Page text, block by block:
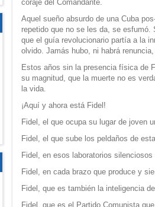
coraje del Comandante.
Aquel sueño absurdo de una Cuba
repetido que no se les da, se
que el guía revolucionario partía a la
olvido. Jamás hubo, ni habrá
Estos años sin la presencia física de
su magnitud, que la muerte no es
la vida.
¡Aquí y ahora está Fidel!
Fidel, el que ocupa su lugar de joven
Fidel, el que sube los peldaños de
Fidel, en esos laboratorios
Fidel, en cada brazo que produce y
Fidel, que es también la inteligencia
Fidel, que es el Partido Comunista